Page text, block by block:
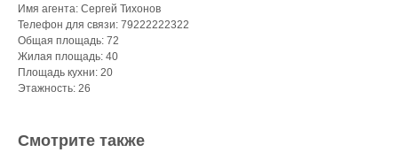
Имя агента: Сергей Тихонов
Телефон для связи: 79222222322
Общая площадь: 72
Жилая площадь: 40
Площадь кухни: 20
Этажность: 26
Смотрите также
к сдаче
Анализ рынка